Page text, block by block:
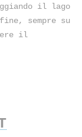
il lago
sempre su
il